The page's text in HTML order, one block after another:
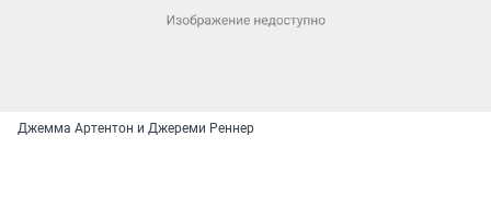
Джемма Артентон и Джереми Реннер